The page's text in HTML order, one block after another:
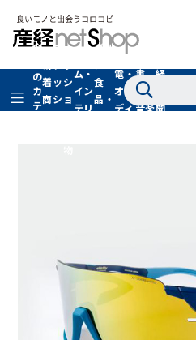
全
の
カ
テ
着
商
品
フ
ッ
シ
ョ
フ
ァ
シ
ョ
ン
ム・
イン
テリ
グル
食
品・
ドリ
家
電・
オー
ディ
書
籍・
音楽
経
聞